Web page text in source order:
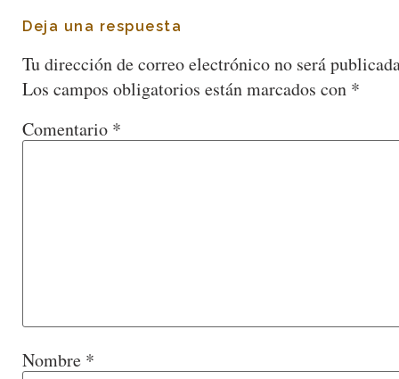
Deja una respuesta
Tu dirección de correo electrónico no será
Los campos obligatorios están marcados con *
Comentario *
Nombre *